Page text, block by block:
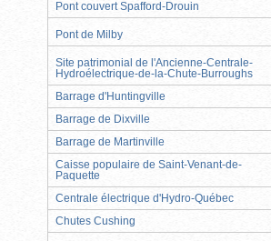
Pont couvert Spafford-Drouin
Pont de Milby
Site patrimonial de l'Ancienne-Centrale-
Hydroélectrique-de-la-Chute-Burroughs
Barrage d'Huntingville
Barrage de Dixville
Barrage de Martinville
Caisse populaire de Saint-Venant-de-
Paquette
Centrale électrique d'Hydro-Québec
Chutes Cushing